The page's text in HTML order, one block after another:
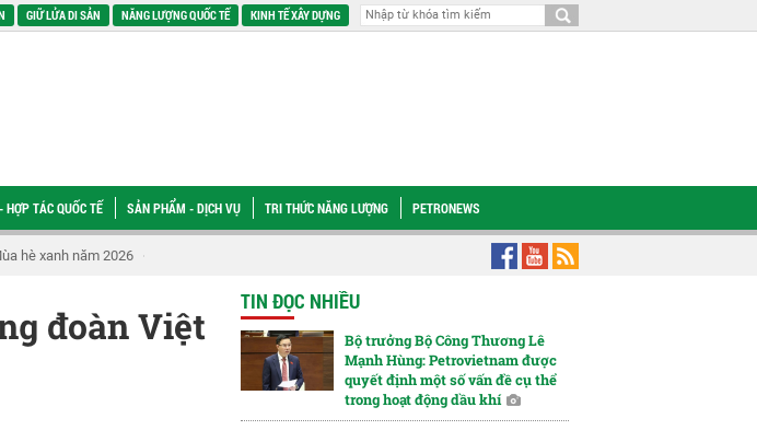
GIỮ LỬA DI SẢN NĂNG LƯỢNG QUỐC TẾ KINH TẾ XÂY DỰNG
TÁC QUỐC TẾ SẢN PHẨM - DỊCH VỤ TRI THỨC NĂNG LƯỢNG PETRONEWS
tiếp tục nằm dưới đáy biển Kỳ vọng mới cho nhóm cổ phiếu doanh nghiệp nhà nước
đoàn Việt
TIN ĐỌC NHIỀU
Bộ trưởng Bộ Công Thương Lê
Mạnh Hùng: Petrovietnam được
quyết định một số vấn đề cụ thể
trong hoạt động dầu khí